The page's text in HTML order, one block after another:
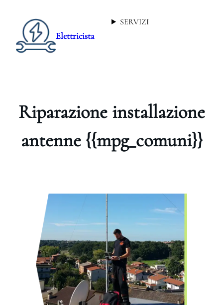
Elettricista
SERVIZI
Riparazione installazione
antenne {{mpg_comuni}}